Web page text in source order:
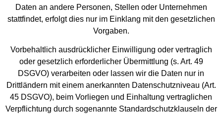
Daten an andere Personen, Stellen oder Unternehmen
stattfindet, erfolgt dies nur im Einklang mit den gesetzlichen
Vorgaben.
Vorbehaltlich ausdrücklicher Einwilligung oder vertraglich
oder gesetzlich erforderlicher Übermittlung (s. Art. 49
DSGVO) verarbeiten oder lassen wir die Daten nur in
Drittländern mit einem anerkannten Datenschutzniveau (Art.
45 DSGVO), beim Vorliegen und Einhaltung vertraglichen
Verpflichtung durch sogenannte Standardschutzklauseln der